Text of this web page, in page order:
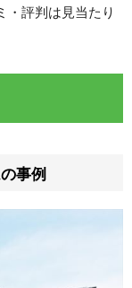
・評判は見当たり
事例